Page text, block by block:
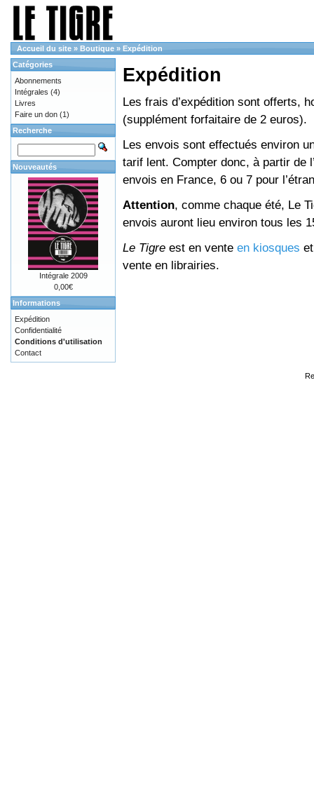
Accueil du site » Boutique » Expédition
Expédition
Les frais d’expédition sont offerts,
(supplément forfaitaire de 2 euros).
Les envois sont effectués environ
tarif lent. Compter donc, à partir de
envois en France, 6 ou 7 pour
Attention, comme chaque été, Le
envois auront lieu environ tous les
Le Tigre est en vente en kiosques
vente en librairies.
Catégories
Abonnements
Intégrales (4)
Livres
Faire un don (1)
Recherche
Nouveautés
Intégrale 2009
0,00€
Informations
Expédition
Confidentialité
Conditions d'utilisation
Contact